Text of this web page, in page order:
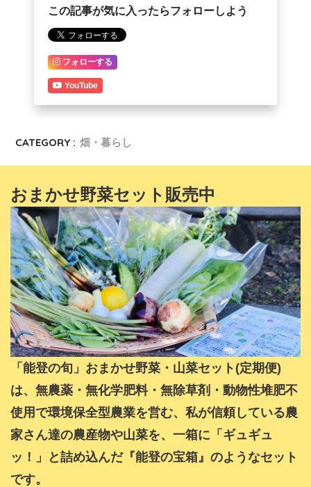
この記事が気に入ったらフォローしよう
フォローする
YouTube
CATEGORY : 畑・暮らし
おまかせ野菜セット販売中
「能登の旬」おまかせ野菜・山菜セット(定期便)
は、無農薬・無化学肥料・無除草剤・動物性堆肥不
使用で環境保全型農業を営む、私が信頼している農
家さん達の農産物や山菜を、一箱に「ギュギュ
ッ！」と詰め込んだ『能登の宝箱』のようなセット
です。